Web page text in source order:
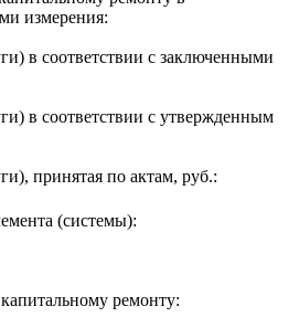
измерения:
в соответствии с заключенными
в соответствии с утвержденным
принятая по актам, руб.:
(системы):
ремонту: